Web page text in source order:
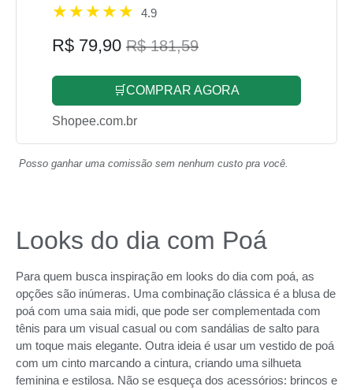
4.9
R$ 79,90 R$ 181,59
🛒COMPRAR AGORA
Shopee.com.br
Posso ganhar uma comissão sem nenhum custo pra você.
Looks do dia com Poá
Para quem busca inspiração em looks do dia com poá, as
opções são inúmeras. Uma combinação clássica é a blusa de
poá com uma saia midi, que pode ser complementada com
tênis para um visual casual ou com sandálias de salto para
um toque mais elegante. Outra ideia é usar um vestido de poá
com um cinto marcando a cintura, criando uma silhueta
feminina e estilosa. Não se esqueça dos acessórios: brincos e